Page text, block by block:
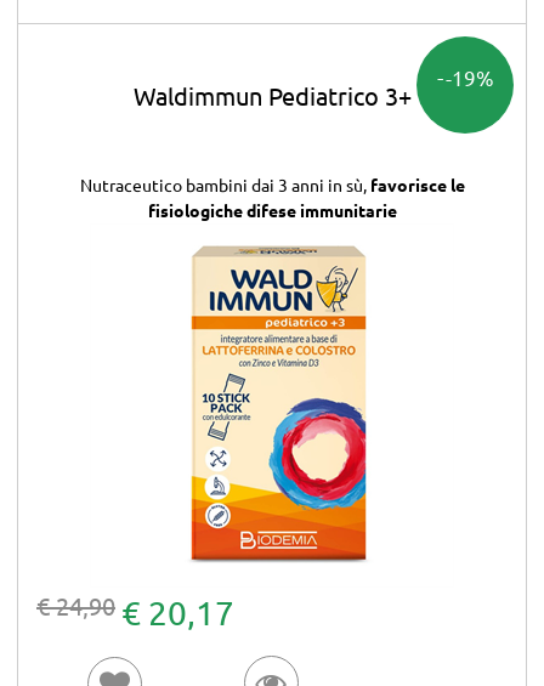
-19%
Waldimmun Pediatrico 3+
Nutraceutico bambini dai 3 anni in sù, favorisce le
fisiologiche difese immunitarie
€ 24,90 € 20,17